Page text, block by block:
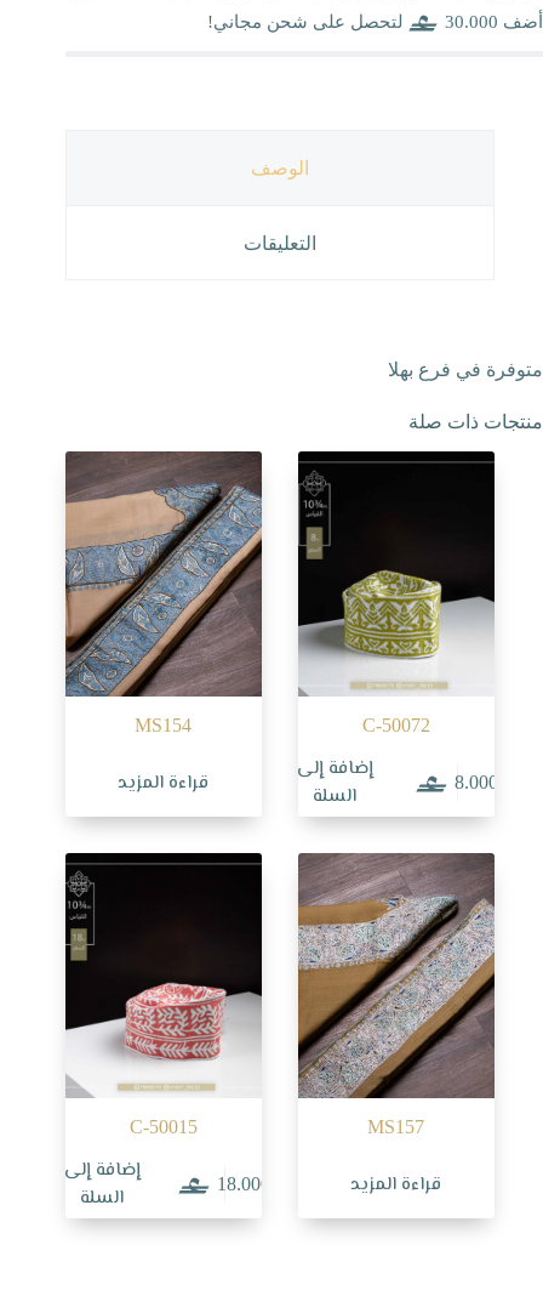
أضف 30.000 لتحصل على شحن مجاني!
الوصف
التعليقات
متوفرة في فرع بهلا
منتجات ذات صلة
C-50072
8.000
إضافة إلى
السلة
MS154
قراءة المزيد
MS157
قراءة المزيد
C-50015
18.000
إضافة إلى
السلة